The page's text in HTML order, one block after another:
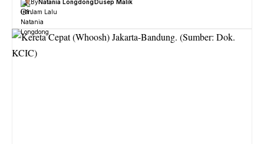
ByNatania LongdongDusep Malik
1 Jam Lalu